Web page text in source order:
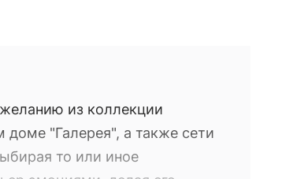
из коллекции
"Галерея", а также сети
то или иное